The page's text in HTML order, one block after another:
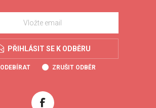
PŘIHLÁSIT SE K ODBĚRU
ODEBÍRAT ZRUŠIT ODBĚR